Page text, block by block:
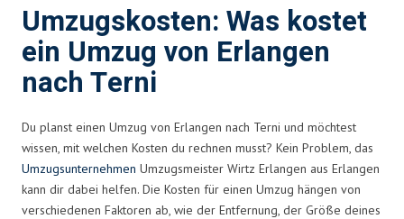
Umzugskosten: Was kostet
ein Umzug von Erlangen
nach Terni
Du planst einen Umzug von Erlangen nach Terni und möchtest
wissen, mit welchen Kosten du rechnen musst? Kein Problem, das
Umzugsunternehmen Umzugsmeister Wirtz Erlangen aus Erlangen
kann dir dabei helfen. Die Kosten für einen Umzug hängen von
verschiedenen Faktoren ab, wie der Entfernung, der Größe deines